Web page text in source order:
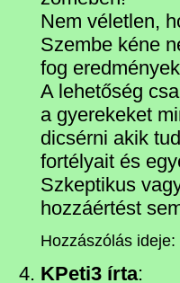
Nem véletlen,
Szembe kéne
fog
A lehetőség
a gyerekeket
dicsérni akik
fortélyait és
Szkeptikus
hozzáértést
Hozzászólás ideje:
KPeti3 írta: